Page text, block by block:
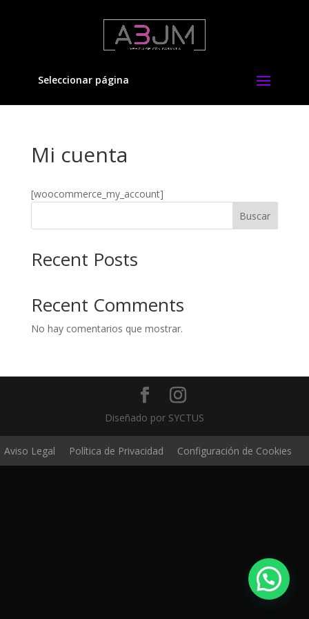
Seleccionar página
Mi cuenta
[woocommerce_my_account]
Buscar
Recent Posts
Recent Comments
No hay comentarios que mostrar.
Diseñado por SYCTUS
Aviso Legal Política de Privacidad Configuración de Cookies